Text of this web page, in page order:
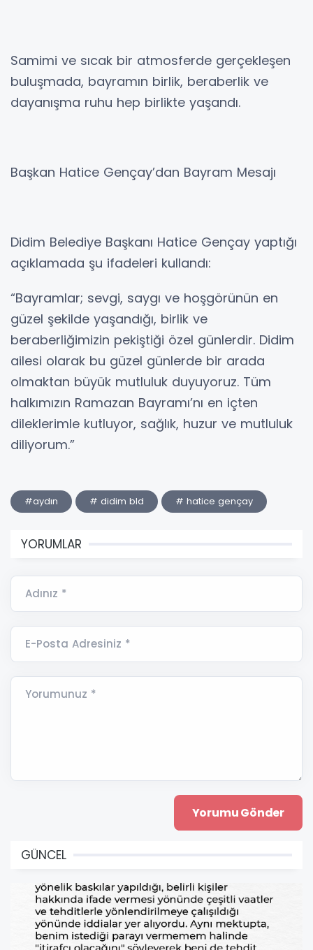
Samimi ve sıcak bir atmosferde gerçekleşen
buluşmada, bayramın birlik, beraberlik ve
dayanışma ruhu hep birlikte yaşandı.
Başkan Hatice Gençay’dan Bayram Mesajı
Didim Belediye Başkanı Hatice Gençay yaptığı
açıklamada şu ifadeleri kullandı:
“Bayramlar; sevgi, saygı ve hoşgörünün en
güzel şekilde yaşandığı, birlik ve
beraberliğimizin pekiştiği özel günlerdir. Didim
ailesi olarak bu güzel günlerde bir arada
olmaktan büyük mutluluk duyuyoruz. Tüm
halkımızın Ramazan Bayramı’nı en içten
dileklerimle kutluyor, sağlık, huzur ve mutluluk
diliyorum.”
#aydın # didim bld # hatice gençay
YORUMLAR
Adınız *
E-Posta Adresiniz *
Yorumunuz *
GÜNCEL